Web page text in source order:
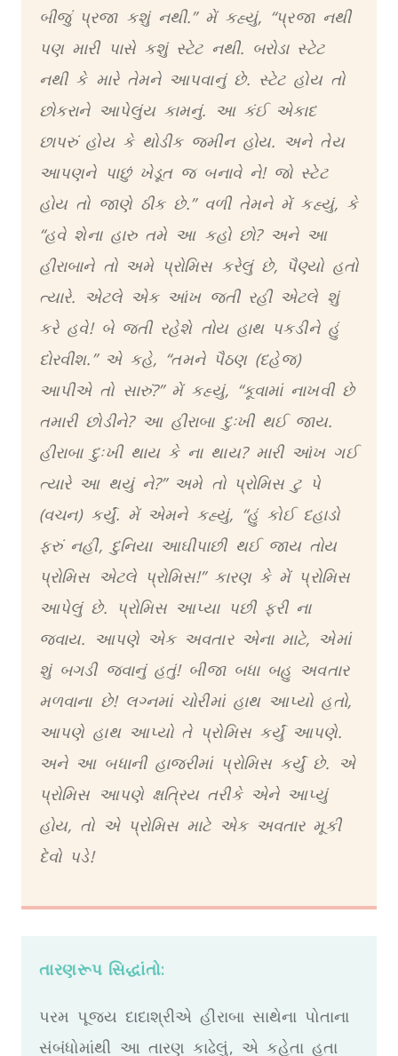
બીજું પ્રજા કશું નથી.” મેં કહ્યું, “પ્રજા નથી
પણ મારી પાસે કશું સ્ટેટ નથી. બરોડા સ્ટેટ
નથી કે મારે તેમને આપવાનું છે. સ્ટેટ હોય તો
છોકરાને આપેલુંય કામનું. આ કંઈ એકાદ
છાપરું હોય કે થોડીક જમીન હોય. અને તેય
આપણને પાછું ખેડૂત જ બનાવે ને! જો સ્ટેટ
હોય તો જાણે ઠીક છે.” વળી તેમને મેં કહ્યું, કે
“હવે શેના હારુ તમે આ કહો છો? અને આ
હીરાબાને તો અમે પ્રોમિસ કરેલું છે, પૈણ્યો હતો
ત્યારે. એટલે એક આંખ જતી રહી એટલે શું
કરે હવે! બે જતી રહેશે તોય હાથ પકડીને હું
દોરવીશ.” એ કહે, “તમને પૈઠણ (દહેજ)
આપીએ તો સારું?” મેં કહ્યું, “કૂવામાં નાખવી છે
તમારી છોડીને? આ હીરાબા દુઃખી થઈ જાય.
હીરાબા દુઃખી થાય કે ના થાય? મારી આંખ ગઈ
ત્યારે આ થયું ને?” અમે તો પ્રોમિસ ટુ પે
(વચન) કર્યું. મેં એમને કહ્યું, “હું કોઈ દહાડો
ફરું નહીં, દુનિયા આઘીપાછી થઈ જાય તોય
પ્રોમિસ એટલે પ્રોમિસ!” કારણ કે મેં પ્રોમિસ
આપેલું છે. પ્રોમિસ આપ્યા પછી ફરી ના
જવાય. આપણે એક અવતાર એના માટે, એમાં
શું બગડી જવાનું હતું! બીજા બધા બહુ અવતાર
મળવાના છે! લગ્નમાં ચોરીમાં હાથ આપ્યો હતો,
આપણે હાથ આપ્યો તે પ્રોમિસ કર્યું આપણે.
અને આ બધાની હાજરીમાં પ્રોમિસ કર્યું છે. એ
પ્રોમિસ આપણે ક્ષત્રિય તરીકે એને આપ્યું
હોય, તો એ પ્રોમિસ માટે એક અવતાર મૂકી
દેવો પડે!
તારણરૂપ સિદ્ધાંતો:
પરમ પૂજ્ય દાદાશ્રીએ હીરાબા સાથેના પોતાના
સંબંધોમાંથી આ તારણ કાઢેલું, એ કહેતા હતા